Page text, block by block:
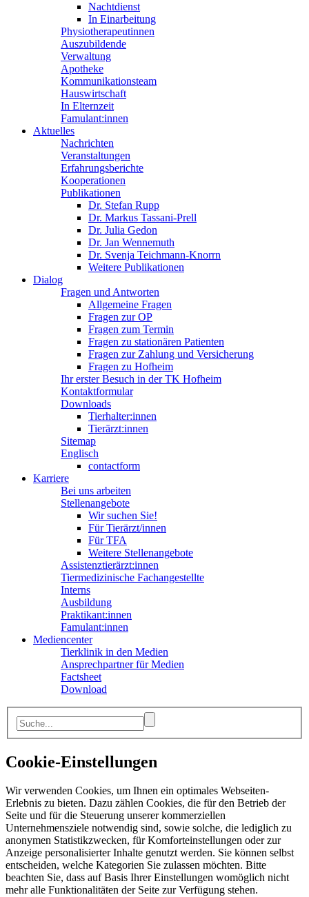
Nachtdienst
In Einarbeitung
Physiotherapeutinnen
Auszubildende
Verwaltung
Apotheke
Kommunikationsteam
Hauswirtschaft
In Elternzeit
Famulant:innen
Aktuelles
Nachrichten
Veranstaltungen
Erfahrungsberichte
Kooperationen
Publikationen
Dr. Stefan Rupp
Dr. Markus Tassani-Prell
Dr. Julia Gedon
Dr. Jan Wennemuth
Dr. Svenja Teichmann-Knorrn
Weitere Publikationen
Dialog
Fragen und Antworten
Allgemeine Fragen
Fragen zur OP
Fragen zum Termin
Fragen zu stationären Patienten
Fragen zur Zahlung und Versicherung
Fragen zu Hofheim
Ihr erster Besuch in der TK Hofheim
Kontaktformular
Downloads
Tierhalter:innen
Tierärzt:innen
Sitemap
Englisch
contactform
Karriere
Bei uns arbeiten
Stellenangebote
Wir suchen Sie!
Für Tierärzt/innen
Für TFA
Weitere Stellenangebote
Assistenztierärzt:innen
Tiermedizinische Fachangestellte
Interns
Ausbildung
Praktikant:innen
Famulant:innen
Mediencenter
Tierklinik in den Medien
Ansprechpartner für Medien
Factsheet
Download
Cookie-Einstellungen
Wir verwenden Cookies, um Ihnen ein optimales Webseiten-
Erlebnis zu bieten. Dazu zählen Cookies, die für den Betrieb der
Seite und für die Steuerung unserer kommerziellen
Unternehmensziele notwendig sind, sowie solche, die lediglich zu
anonymen Statistikzwecken, für Komforteinstellungen oder zur
Anzeige personalisierter Inhalte genutzt werden. Sie können selbst
entscheiden, welche Kategorien Sie zulassen möchten. Bitte
beachten Sie, dass auf Basis Ihrer Einstellungen womöglich nicht
mehr alle Funktionalitäten der Seite zur Verfügung stehen.